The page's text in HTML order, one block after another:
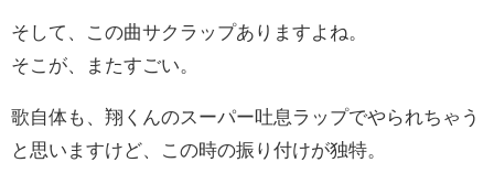
そして、この曲サクラップありますよね。
そこが、またすごい。
歌自体も、翔くんのスーパー吐息ラップでやられちゃう
と思いますけど、この時の振り付けが独特。